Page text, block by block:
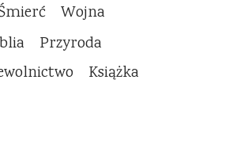
Wojna
Przyroda
Książka